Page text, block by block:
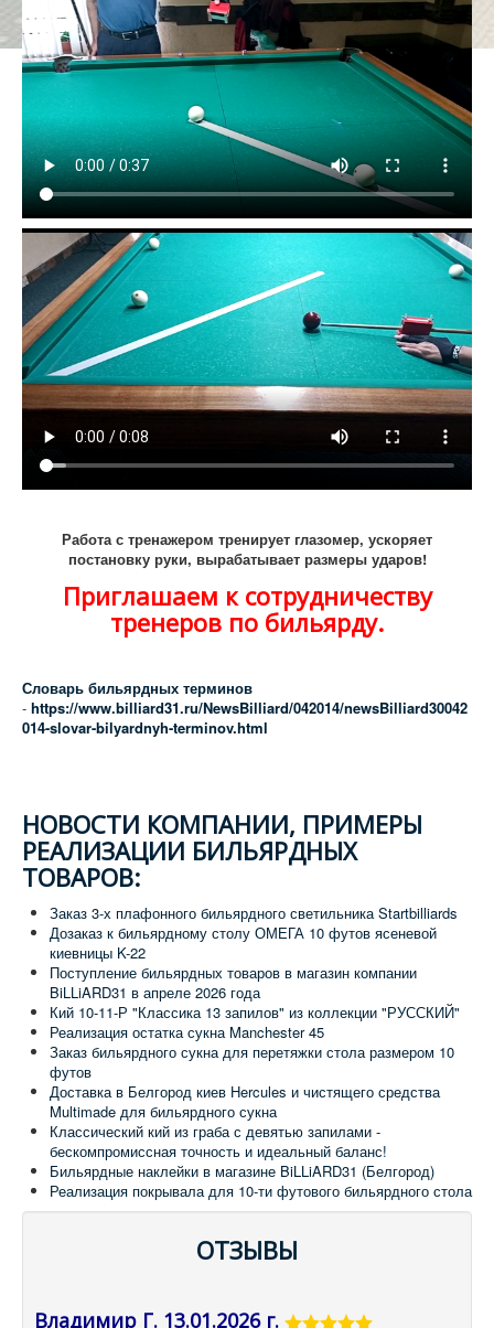
Работа с тренажером тренирует глазомер, ускоряет
постановку руки, вырабатывает размеры ударов!
Приглашаем к сотрудничеству
тренеров по бильярду.
Словарь бильярдных терминов
- https://www.billiard31.ru/NewsBilliard/042014/newsBilliard30042
014-slovar-bilyardnyh-terminov.html
НОВОСТИ КОМПАНИИ, ПРИМЕРЫ
РЕАЛИЗАЦИИ БИЛЬЯРДНЫХ
ТОВАРОВ:
Заказ 3-х плафонного бильярдного светильника Startbilliards
Дозаказ к бильярдному столу ОМЕГА 10 футов ясеневой
киевницы K-22
Поступление бильярдных товаров в магазин компании
BiLLiARD31 в апреле 2026 года
Кий 10-11-Р "Классика 13 запилов" из коллекции "РУССКИЙ"
Реализация остатка сукна Manchester 45
Заказ бильярдного сукна для перетяжки стола размером 10
футов
Доставка в Белгород киев Hercules и чистящего средства
Multimade для бильярдного сукна
Классический кий из граба с девятью запилами -
бескомпромиссная точность и идеальный баланс!
Бильярдные наклейки в магазине BiLLiARD31 (Белгород)
Реализация покрывала для 10-ти футового бильярдного стола
ОТЗЫВЫ
Владимир Г. 13.01.2026 г.